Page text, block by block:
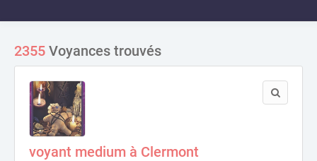
2355 Voyances trouvés
voyant medium à Clermont